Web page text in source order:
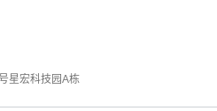
星宏科技园A栋